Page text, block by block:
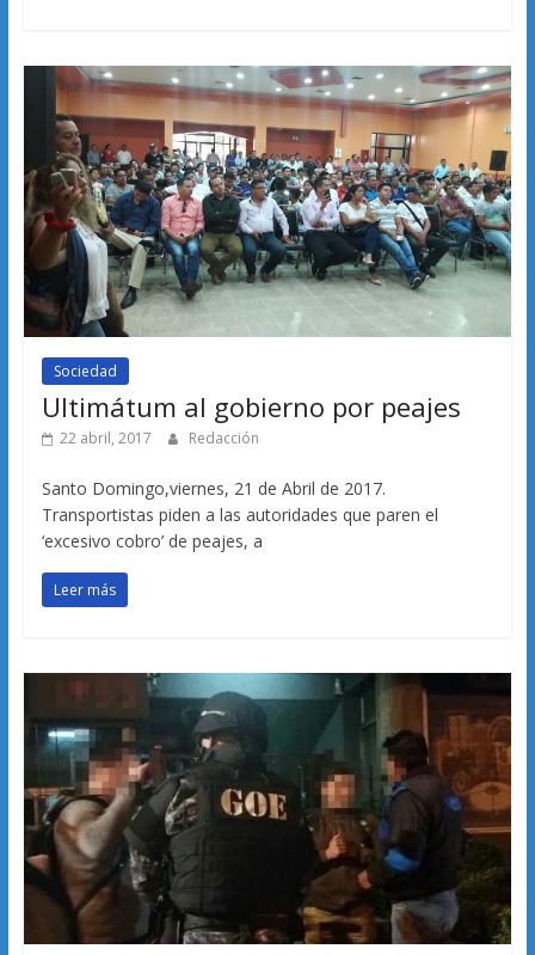
Sociedad
Ultimátum al gobierno por peajes
22 abril, 2017 Redacción
Santo Domingo,viernes, 21 de Abril de 2017.
Transportistas piden a las autoridades que paren el
‘excesivo cobro’ de peajes, a
Leer más